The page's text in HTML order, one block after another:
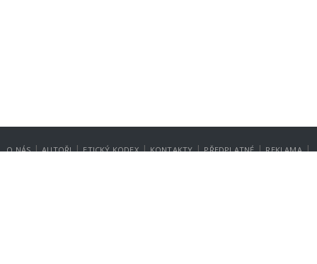
O NÁS | AUTOŘI | ETICKÝ KODEX | KONTAKTY | PŘEDPLATNÉ | REKLAMA |